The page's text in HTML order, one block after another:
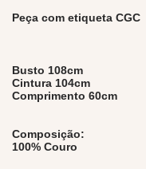
Peça com etiqueta CGC
Busto 108cm
Cintura 104cm
Comprimento 60cm
Composição:
100% Couro